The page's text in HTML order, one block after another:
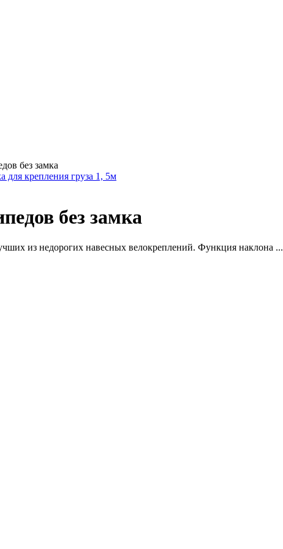
без замка
для крепления груза 1, 5м
без замка
из недорогих навесных велокреплений. Функция наклона ...